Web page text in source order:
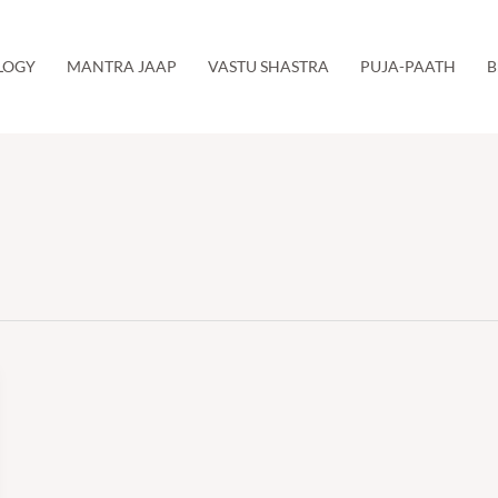
MANTRA JAAP VASTU SHASTRA PUJA-PAATH